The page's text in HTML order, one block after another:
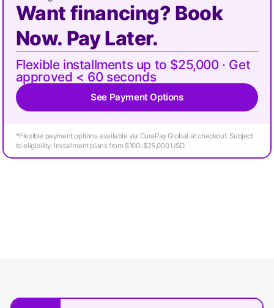
Want financing? Book
Now. Pay Later.
Flexible installments up to $25,000 · Get
approved < 60 seconds
See Payment Options
*Flexible payment options available via CuraPay Global at checkout. Subject
to eligibility. Installment plans from $100–$25,000 USD.